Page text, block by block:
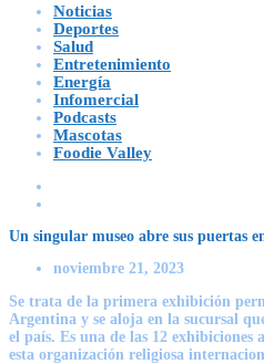
Noticias
Deportes
Salud
Entretenimiento
Energía
Infomercial
Podcasts
Mascotas
Foodie Valley
Un singular museo abre sus puertas
noviembre 21, 2023
Se trata de la primera exhibición
Argentina y se aloja en la sucursal
el país. Es una de las 12
esta organización religiosa